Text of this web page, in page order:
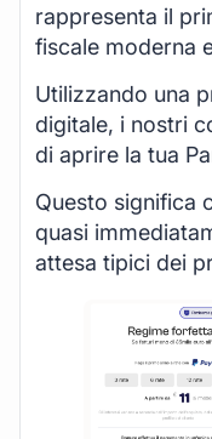
rappresenta il
fiscale moderna
Utilizzando una
digitale, i nostri
di aprire la tua
Questo significa
quasi
attesa tipici dei